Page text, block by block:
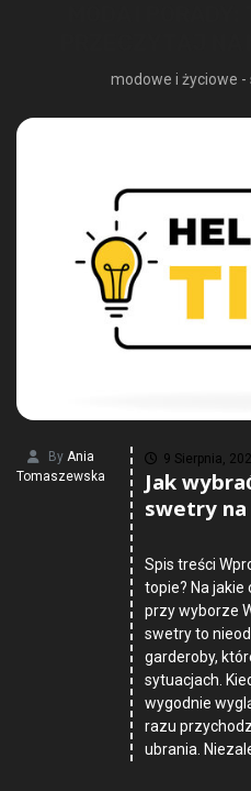
modowe i życiowe -
By Ania
Tomaszewska
9 Sierpnia,
Jak
swetry na
Spis treści
topie? Na jakie
przy wyborze
swetry to
garderoby,
sytuacjach.
wygodnie
razu
ubrania.